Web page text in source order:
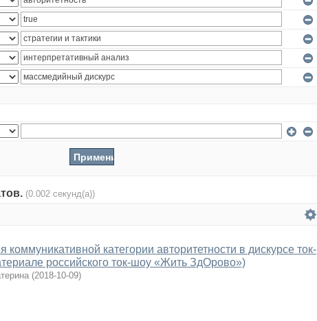
(0.002 секунд(а))
коммуникативной категории авторитетности в дискурсе ток-
российского ток-шоу «Жить ЗдОрово»)
(2018-10-09)